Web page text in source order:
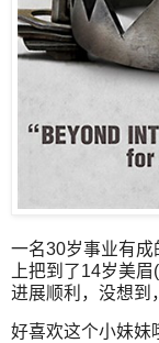
一名30岁事业有成
上把到了14岁美
进展顺利，没想到
好喜欢这个小妹妹